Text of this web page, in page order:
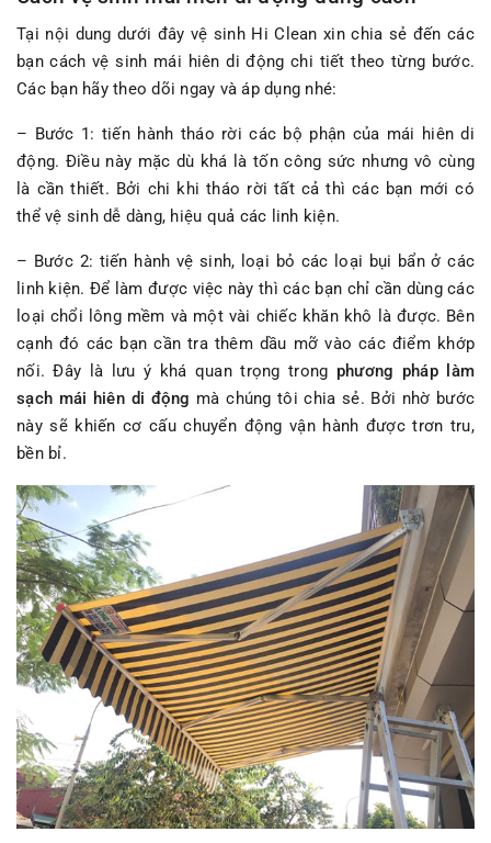
Tại nội dung dưới đây vệ sinh Hi Clean xin chia sẻ đến các
bạn cách vệ sinh mái hiên di động chi tiết theo từng bước.
Các bạn hãy theo dõi ngay và áp dụng nhé:
– Bước 1: tiến hành tháo rời các bộ phận của mái hiên di
động. Điều này mặc dù khá là tốn công sức nhưng vô cùng
là cần thiết. Bởi chi khi tháo rời tất cả thì các bạn mới có
thể vệ sinh dễ dàng, hiệu quả các linh kiện.
– Bước 2: tiến hành vệ sinh, loại bỏ các loại bụi bẩn ở các
linh kiện. Để làm được việc này thì các bạn chỉ cần dùng các
loại chổi lông mềm và một vài chiếc khăn khô là được. Bên
cạnh đó các bạn cần tra thêm dầu mỡ vào các điểm khớp
nối. Đây là lưu ý khá quan trọng trong phương pháp làm
sạch mái hiên di động mà chúng tôi chia sẻ. Bởi nhờ bước
này sẽ khiến cơ cấu chuyển động vận hành được trơn tru,
bền bỉ.